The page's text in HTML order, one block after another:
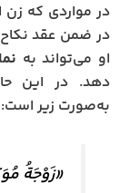
در مواردی که زن
در ضمن عقد نکاح
او می‌تواند به
دهد. در این
به‌صورت زیر است:
«زَوْجَةُ